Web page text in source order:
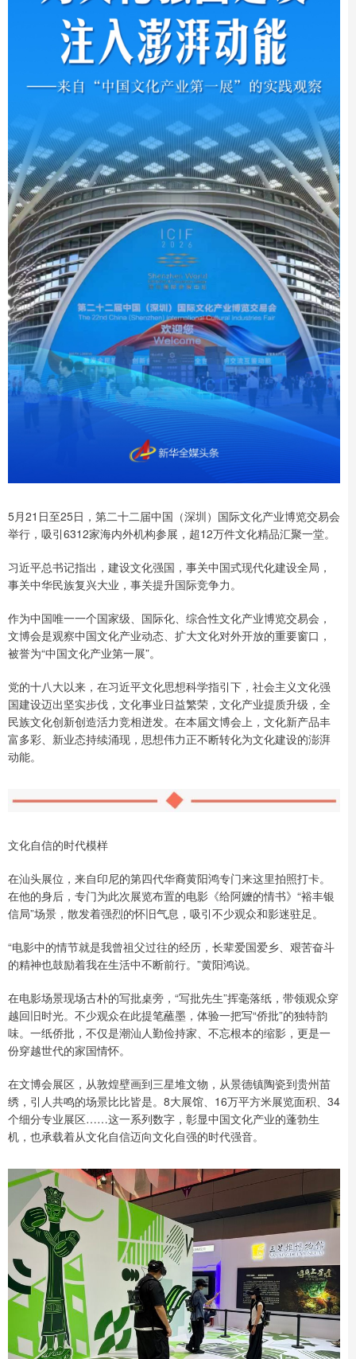
5月21日至25日，第二十二届中国（深圳）国际文化产业博览交易会
举行，吸引6312家海内外机构参展，超12万件文化精品汇聚一堂。
习近平总书记指出，建设文化强国，事关中国式现代化建设全局，
事关中华民族复兴大业，事关提升国际竞争力。
作为中国唯一一个国家级、国际化、综合性文化产业博览交易会，
文博会是观察中国文化产业动态、扩大文化对外开放的重要窗口，
被誉为“中国文化产业第一展”。
党的十八大以来，在习近平文化思想科学指引下，社会主义文化强
国建设迈出坚实步伐，文化事业日益繁荣，文化产业提质升级，全
民族文化创新创造活力竞相迸发。在本届文博会上，文化新产品丰
富多彩、新业态持续涌现，思想伟力正不断转化为文化建设的澎湃
动能。
文化自信的时代模样
在汕头展位，来自印尼的第四代华裔黄阳鸿专门来这里拍照打卡。
在他的身后，专门为此次展览布置的电影《给阿嬤的情书》“裕丰银
信局”场景，散发着强烈的怀旧气息，吸引不少观众和影迷驻足。
“电影中的情节就是我曾祖父过往的经历，长辈爱国爱乡、艰苦奋斗
的精神也鼓励着我在生活中不断前行。”黄阳鸿说。
在电影场景现场古朴的写批桌旁，“写批先生”挥毫落纸，带领观众穿
越回旧时光。不少观众在此提笔蘸墨，体验一把写“侨批”的独特韵
味。一纸侨批，不仅是潮汕人勤俭持家、不忘根本的缩影，更是一
份穿越世代的家国情怀。
在文博会展区，从敦煌壁画到三星堆文物，从景德镇陶瓷到贵州苗
绣，引人共鸣的场景比比皆是。8大展馆、16万平方米展览面积、34
个细分专业展区……这一系列数字，彰显中国文化产业的蓬勃生
机，也承载着从文化自信迈向文化自强的时代强音。